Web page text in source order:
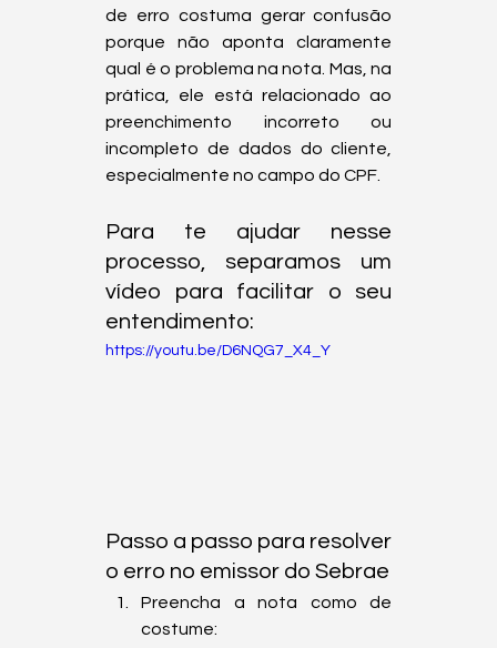
de erro costuma gerar confusão
porque não aponta claramente
qual é o problema na nota. Mas, na
prática, ele está relacionado ao
preenchimento incorreto ou
incompleto de dados do cliente,
especialmente no campo do CPF.
Para te ajudar nesse
processo, separamos um
vídeo para facilitar o seu
entendimento:
https://youtu.be/D6NQG7_X4_Y
Passo a passo para resolver
o erro no emissor do Sebrae
Preencha a nota como de
costume: